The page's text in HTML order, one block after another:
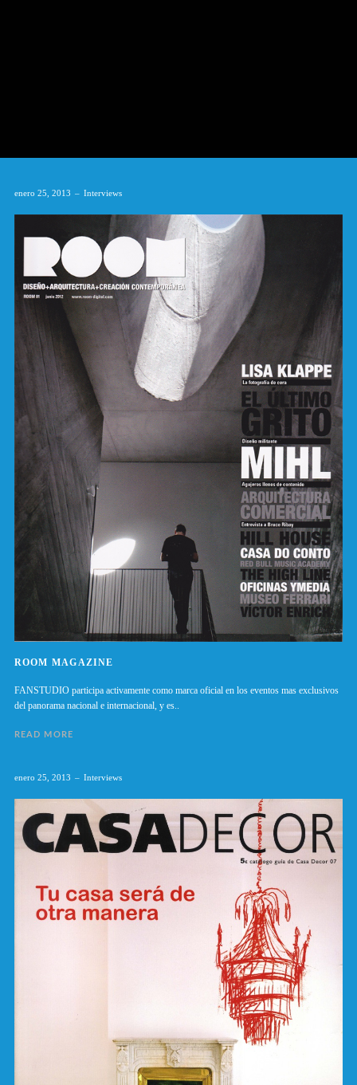
enero 25, 2013 Interviews
ROOM MAGAZINE
FANSTUDIO participa activamente como marca oficial en los eventos mas exclusivos
del panorama nacional e internacional, y es..
READ MORE
enero 25, 2013 Interviews